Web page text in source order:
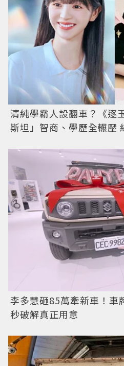
清純學霸人設翻車？《逐
斯坦」智商、學歷全輾壓
李多慧砸85萬牽新車！
秒破解真正用意